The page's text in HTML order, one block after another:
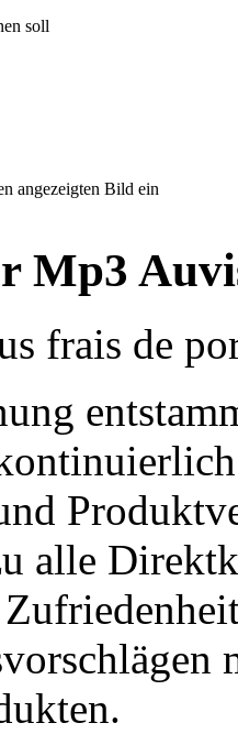
soll
angezeigten Bild ein
Mp3
frais de
alle